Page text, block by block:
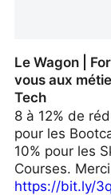
Le Wagon |
vous aux
Tech
8 à 12% de
pour les
10% pour les
Courses.
https://bit.ly/